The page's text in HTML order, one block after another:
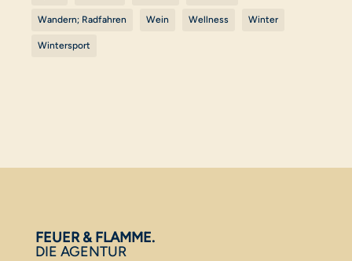
Wandern; Radfahren Wein Wellness Winter
Wintersport
FEUER & FLAMME.
DIE AGENTUR